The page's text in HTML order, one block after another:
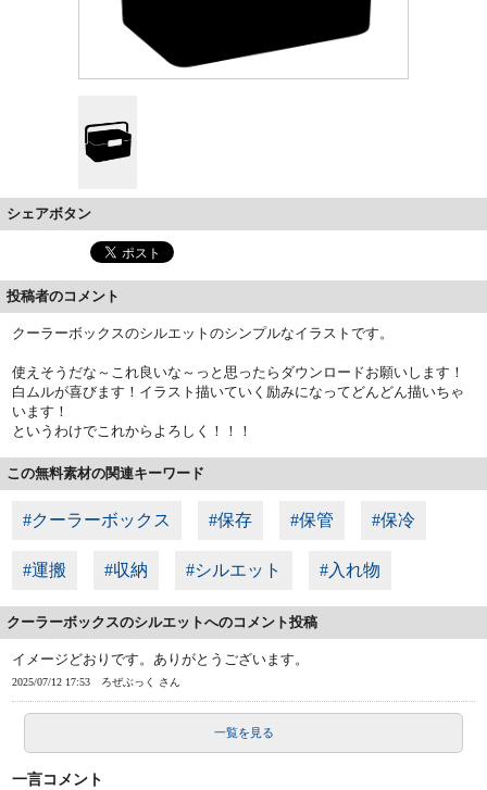
シェアボタン
投稿者のコメント
クーラーボックスのシルエットのシンプルなイラストです。
使えそうだな～これ良いな～っと思ったらダウンロードお願いします！
白ムルが喜びます！イラスト描いていく励みになってどんどん描いちゃ
います！
というわけでこれからよろしく！！！
この無料素材の関連キーワード
#クーラーボックス #保存 #保管 #保冷
#運搬 #収納 #シルエット #入れ物
クーラーボックスのシルエットへのコメント投稿
イメージどおりです。ありがとうございます。
2025/07/12 17:53 ろぜぶっく さん
一覧を見る
一言コメント